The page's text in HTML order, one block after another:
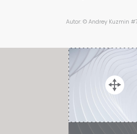
Autor: © Andrey Kuzmin